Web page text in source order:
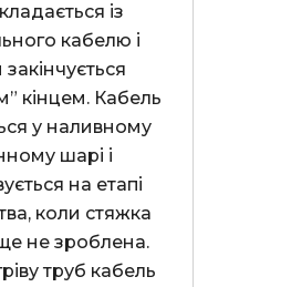
із
кабелю і
кінцем. Кабель
у наливному
шарі і
на етапі
коли стяжка
не зроблена.